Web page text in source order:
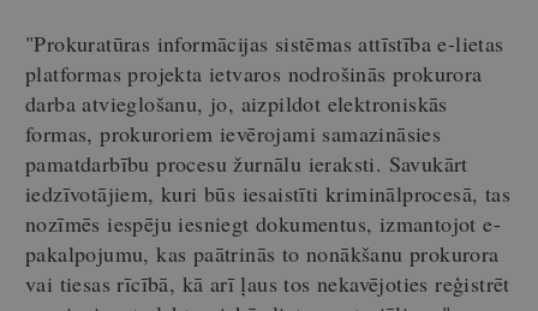
"Prokuratūras informācijas sistēmas attīstība e-lietas
platformas projekta ietvaros nodrošinās prokurora
darba atvieglošanu, jo, aizpildot elektroniskās
formas, prokuroriem ievērojami samazināsies
pamatdarbību procesu žurnālu ieraksti. Savukārt
iedzīvotājiem, kuri būs iesaistīti kriminālprocesā, tas
nozīmēs iespēju iesniegt dokumentus, izmantojot e-
pakalpojumu, kas paātrinās to nonākšanu prokurora
vai tiesas rīcībā, kā arī ļaus tos nekavējoties reģistrēt